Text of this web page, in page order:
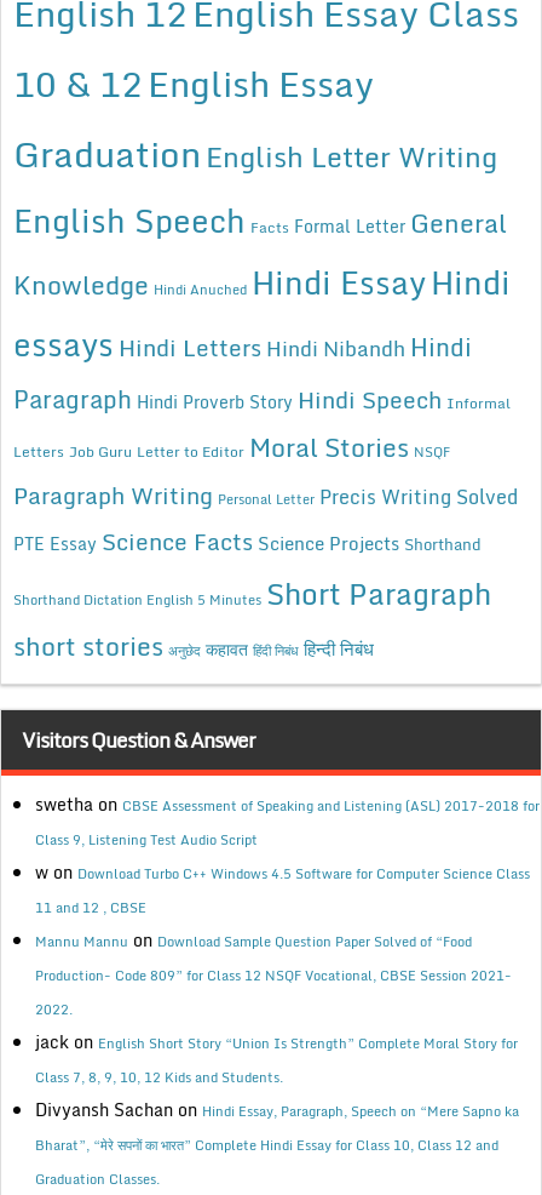
English 12English Essay Class
10 & 12English Essay
Graduation English Letter Writing
English Speech Facts Formal Letter General
Knowledge Hindi Anuched Hindi EssayHindi
essays Hindi Letters Hindi Nibandh Hindi
Paragraph Hindi Proverb Story Hindi Speech Informal
Letters Job Guru Letter to Editor Moral Stories NSQF
Paragraph Writing Personal Letter Precis Writing Solved
PTE Essay Science Facts Science Projects Shorthand
Shorthand Dictation English 5 Minutes Short Paragraph
short stories अनुछेद कहावत हिंदी निबंध हिन्दी निबंध
Visitors Question & Answer
swetha on CBSE Assessment of Speaking and Listening (ASL) 2017-2018 for
Class 9, Listening Test Audio Script
w on Download Turbo C++ Windows 4.5 Software for Computer Science Class
11 and 12 , CBSE
Mannu Mannu on Download Sample Question Paper Solved of “Food
Production- Code 809” for Class 12 NSQF Vocational, CBSE Session 2021-
2022.
jack on English Short Story “Union Is Strength” Complete Moral Story for
Class 7, 8, 9, 10, 12 Kids and Students.
Divyansh Sachan on Hindi Essay, Paragraph, Speech on “Mere Sapno ka
Bharat”, “मेरे सपनों का भारत” Complete Hindi Essay for Class 10, Class 12 and
Graduation Classes.